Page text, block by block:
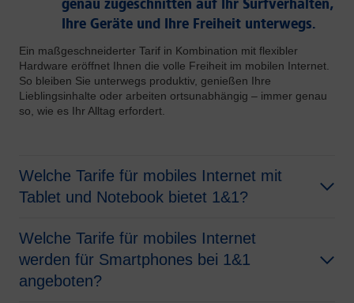
genau zugeschnitten auf Ihr Surfverhalten,
Ihre Geräte und Ihre Freiheit unterwegs.
Ein maßgeschneiderter Tarif in Kombination mit flexibler
Hardware eröffnet Ihnen die volle Freiheit im mobilen Internet.
So bleiben Sie unterwegs produktiv, genießen Ihre
Lieblingsinhalte oder arbeiten ortsunabhängig – immer genau
so, wie es Ihr Alltag erfordert.
Welche Tarife für mobiles Internet mit
Tablet und Notebook bietet 1&1?
Welche Tarife für mobiles Internet
werden für Smartphones bei 1&1
angeboten?